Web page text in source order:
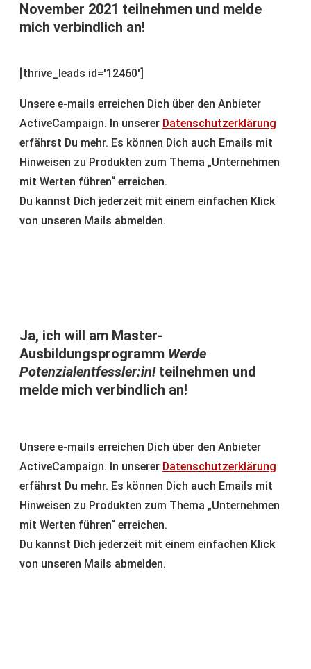
November 2021 teilnehmen und melde
mich verbindlich an!
[thrive_leads id='12460']
Unsere e-mails erreichen Dich über den Anbieter
ActiveCampaign. In unserer Datenschutzerklärung
erfährst Du mehr. Es können Dich auch Emails mit
Hinweisen zu Produkten zum Thema „Unternehmen
mit Werten führen“ erreichen.
Du kannst Dich jederzeit mit einem einfachen Klick
von unseren Mails abmelden.
Ja, ich will am Master-
Ausbildungsprogramm Werde
Potenzialentfessler:in! teilnehmen und
melde mich verbindlich an!
Unsere e-mails erreichen Dich über den Anbieter
ActiveCampaign. In unserer Datenschutzerklärung
erfährst Du mehr. Es können Dich auch Emails mit
Hinweisen zu Produkten zum Thema „Unternehmen
mit Werten führen“ erreichen.
Du kannst Dich jederzeit mit einem einfachen Klick
von unseren Mails abmelden.